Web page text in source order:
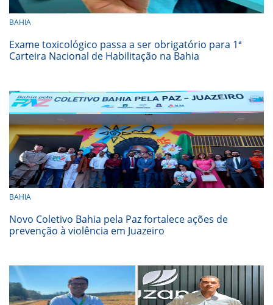
BAHIA
Exame toxicológico passa a ser obrigatório para 1ª
Carteira Nacional de Habilitação na Bahia
BAHIA
Novo Coletivo Bahia pela Paz fortalece ações de
prevenção à violência em Juazeiro